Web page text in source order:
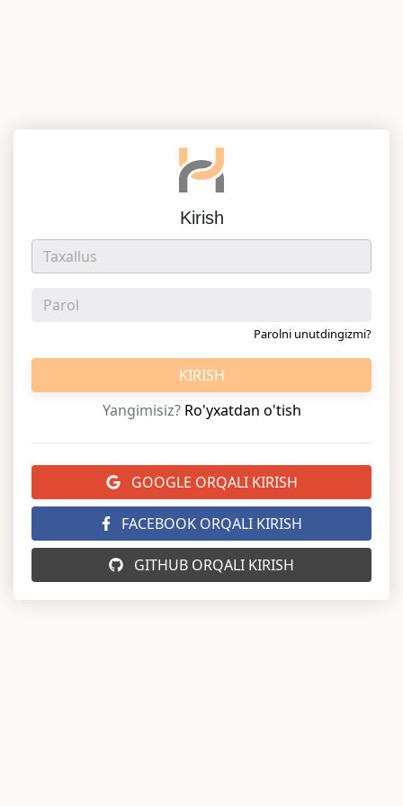
Kirish
Parolni unutdingizmi?
KIRISH
Yangimisiz? Ro'yxatdan o'tish
GOOGLE ORQALI KIRISH
FACEBOOK ORQALI KIRISH
GITHUB ORQALI KIRISH